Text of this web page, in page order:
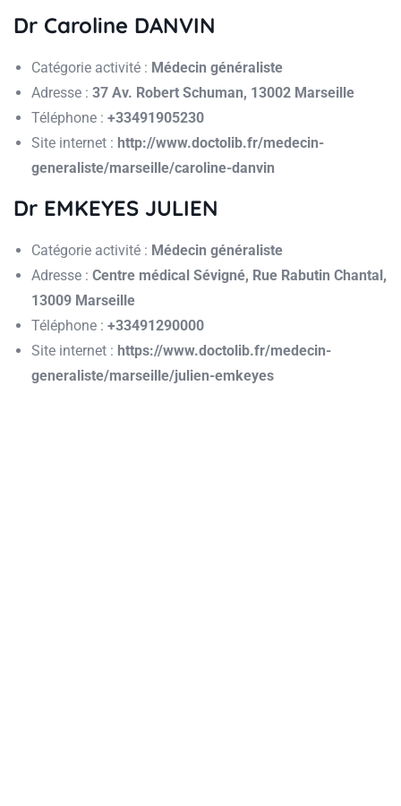
Dr Caroline DANVIN
Catégorie activité : Médecin généraliste
Adresse : 37 Av. Robert Schuman, 13002 Marseille
Téléphone : +33491905230
Site internet : http://www.doctolib.fr/medecin-
generaliste/marseille/caroline-danvin
Dr EMKEYES JULIEN
Catégorie activité : Médecin généraliste
Adresse : Centre médical Sévigné, Rue Rabutin Chantal,
13009 Marseille
Téléphone : +33491290000
Site internet : https://www.doctolib.fr/medecin-
generaliste/marseille/julien-emkeyes